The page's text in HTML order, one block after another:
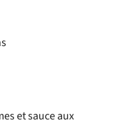
et sauce aux